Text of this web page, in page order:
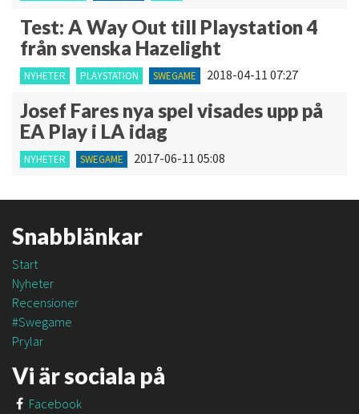
Test: A Way Out till Playstation 4
från svenska Hazelight
NYHETER PLAYSTATION SWEGAME 2018-04-11 07:27
Josef Fares nya spel visades upp på
EA Play i LA idag
NYHETER SWEGAME 2017-06-11 05:08
Snabblänkar
Start
Nyheter
Recensioner
#Swegame
Prylar
Vi är sociala på
Facebook